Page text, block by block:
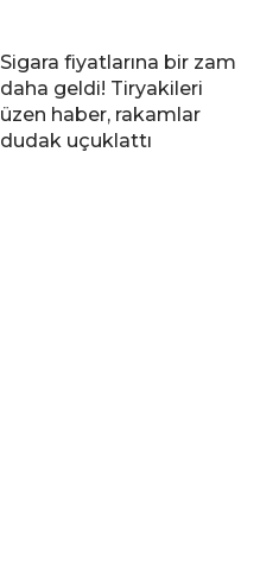
Sigara fiyatlarına bir zam
daha geldi! Tiryakileri
üzen haber, rakamlar
dudak uçuklattı